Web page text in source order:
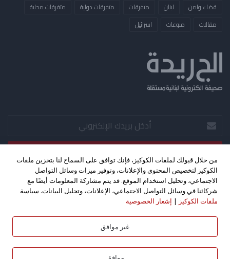
قضاء وامن
لبنان متفرقات متفرقات دولية
متفرقات محلية
مقالات
منوعات ​اسرائيل
أدخل
بريدك
الإلكتروني
فيسبوك
‫X
‫YouTube
حقوق الطبع والنشر 2026©، جميع الحقوق محفوظة. تصميم واستضافة
بواسطة
من خلال قبولك لملفات الكوكيز، فإنك توافق على السماح لنا بتخزين ملفات
الكوكيز لتخصيص المحتوى والإعلانات، وتوفير ميزات وسائل التواصل
الاجتماعي، وتحليل استخدام الموقع. قد يتم مشاركة المعلومات أيضًا مع
شركائنا في وسائل التواصل الاجتماعي، الإعلانات، وتحليل البيانات. سياسة
ملفات الكوكيز | إشعار الخصوصية
غير موافق